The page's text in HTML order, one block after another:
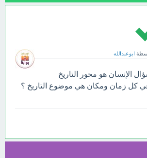
ابوعبدالله
الإنسان هو محور التاريخ
كل زمان ومكان هي موضوع التاريخ ؟